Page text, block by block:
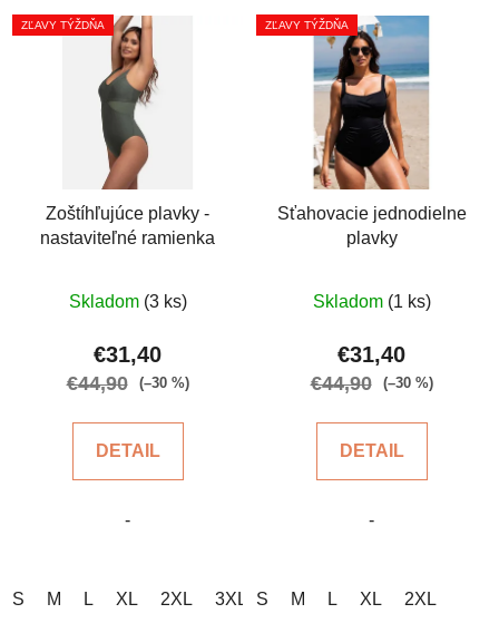
ZĽAVY TÝŽDŇA
Zoštíhľujúce plavky -
nastaviteľné ramienka
hodnotenie
produktu
5
Skladom (3 ks)
€31,40
€44,90 (–30 %)
DETAIL
-
S M L XL 2XL 3XL
ZĽAVY TÝŽDŇA
Sťahovacie jednodielne
plavky
hodnotenie
produktu
5
Skladom (1 ks)
€31,40
€44,90 (–30 %)
DETAIL
-
S M L XL 2XL